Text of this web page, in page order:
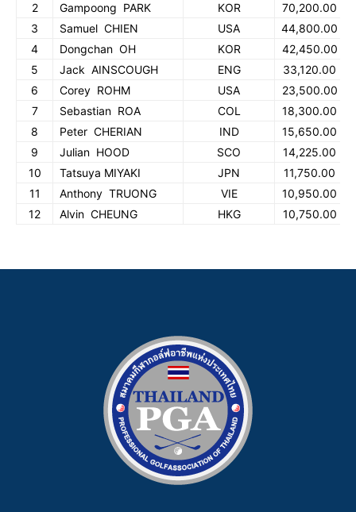
2
Gampoong PARK KOR
70,200.00
3
Samuel CHIEN USA
44,800.00
4
Dongchan OH KOR
42,450.00
5
Jack AINSCOUGH ENG
33,120.00
6
Corey ROHM USA
23,500.00
7
Sebastian ROA COL
18,300.00
8
Peter CHERIAN IND
15,650.00
9
Julian HOOD SCO
14,225.00
10
Tatsuya MIYAKI JPN
11,750.00
11
Anthony TRUONG VIE
10,950.00
12
Alvin CHEUNG HKG 10,750.00